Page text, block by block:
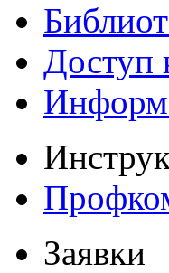
Доступ
Заявки